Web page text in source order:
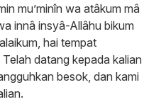
mu’minîn wa atâkum mâ
innâ insyâ-Allâhu bikum
hai tempat
datang kepada kalian
besok, dan kami